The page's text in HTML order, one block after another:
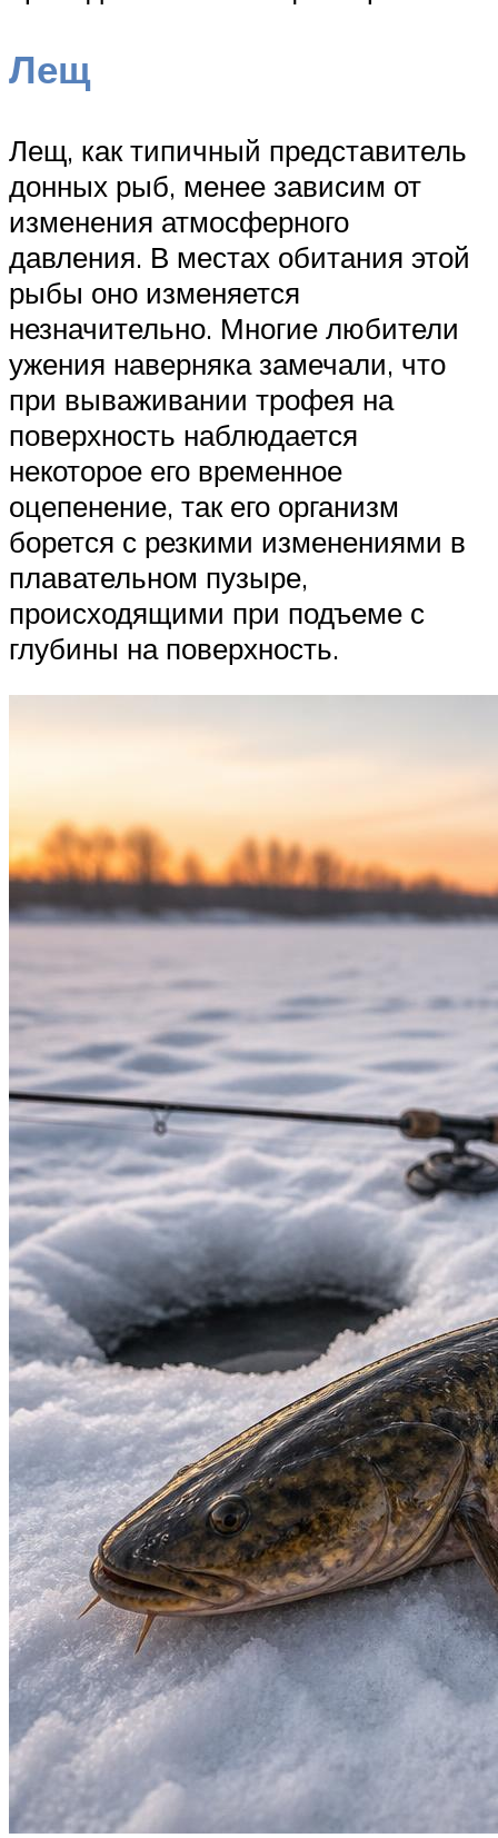
Лещ
Лещ, как типичный представитель
донных рыб, менее зависим от
изменения атмосферного
давления. В местах обитания этой
рыбы оно изменяется
незначительно. Многие любители
ужения наверняка замечали, что
при вываживании трофея на
поверхность наблюдается
некоторое его временное
оцепенение, так его организм
борется с резкими изменениями в
плавательном пузыре,
происходящими при подъеме с
глубины на поверхность.